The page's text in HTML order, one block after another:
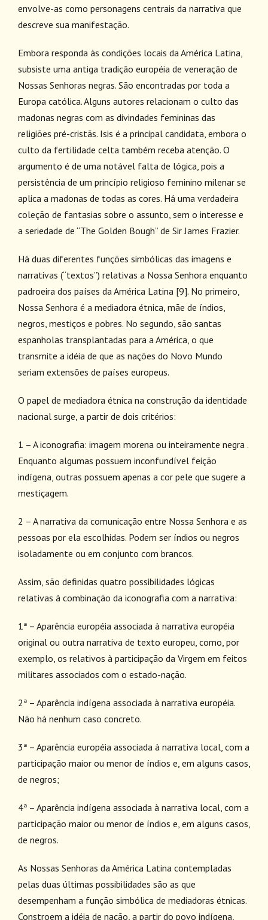
envolve-as como personagens centrais da narrativa que
descreve sua manifestação.
Embora responda às condições locais da América Latina,
subsiste uma antiga tradição européia de veneração de
Nossas Senhoras negras. São encontradas por toda a
Europa católica. Alguns autores relacionam o culto das
madonas negras com as divindades femininas das
religiões pré-cristãs. Isis é a principal candidata, embora o
culto da fertilidade celta também receba atenção. O
argumento é de uma notável falta de lógica, pois a
persistência de um princípio religioso feminino milenar se
aplica a madonas de todas as cores. Há uma verdadeira
coleção de fantasias sobre o assunto, sem o interesse e
a seriedade de “The Golden Bough” de Sir James Frazier.
Há duas diferentes funções simbólicas das imagens e
narrativas (“textos”) relativas a Nossa Senhora enquanto
padroeira dos países da América Latina [9]. No primeiro,
Nossa Senhora é a mediadora étnica, mãe de índios,
negros, mestiços e pobres. No segundo, são santas
espanholas transplantadas para a América, o que
transmite a idéia de que as nações do Novo Mundo
seriam extensões de países europeus.
O papel de mediadora étnica na construção da identidade
nacional surge, a partir de dois critérios:
1 – A iconografia: imagem morena ou inteiramente negra .
Enquanto algumas possuem inconfundível feição
indígena, outras possuem apenas a cor pele que sugere a
mestiçagem.
2 – A narrativa da comunicação entre Nossa Senhora e as
pessoas por ela escolhidas. Podem ser índios ou negros
isoladamente ou em conjunto com brancos.
Assim, são definidas quatro possibilidades lógicas
relativas à combinação da iconografia com a narrativa:
1ª – Aparência européia associada à narrativa européia
original ou outra narrativa de texto europeu, como, por
exemplo, os relativos à participação da Virgem em feitos
militares associados com o estado-nação.
2ª – Aparência indígena associada à narrativa européia.
Não há nenhum caso concreto.
3ª – Aparência européia associada à narrativa local, com a
participação maior ou menor de índios e, em alguns casos,
de negros;
4ª – Aparência indígena associada à narrativa local, com a
participação maior ou menor de índios e, em alguns casos,
de negros.
As Nossas Senhoras da América Latina contempladas
pelas duas últimas possibilidades são as que
desempenham a função simbólica de mediadoras étnicas.
Constroem a idéia de nação, a partir do povo indígena,